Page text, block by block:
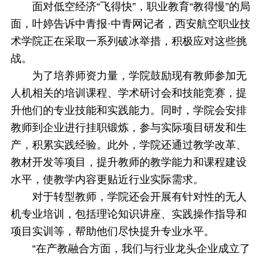
面对低空经济“飞得快”，职业教育“教得慢”的局
面，叶婷告诉中青报·中青网记者，西安航空职业技
术学院正在采取一系列破冰举措，积极应对这些挑
战。
为了培养师资力量，学院鼓励现有教师参加无
人机相关的培训课程、学术研讨会和技能竞赛，提
升他们的专业技能和实践能力。同时，学院会安排
教师到企业进行挂职锻炼，参与实际项目研发和生
产，积累实践经验。此外，学院还通过教学改革、
教材开发等项目，提升教师的教学能力和课程建设
水平，使教学内容更贴近行业实际需求。
对于转型教师，学院还会开展有针对性的无人
机专业培训，包括理论知识讲座、实践操作指导和
项目实训等，帮助他们尽快提升专业水平。
“在产教融合方面，我们与行业龙头企业成立了